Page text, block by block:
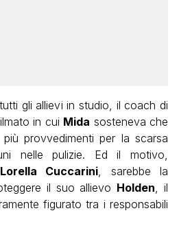
gli allievi in studio, il coach di
in cui Mida sosteneva che
provvedimenti per la scarsa
nelle pulizie. Ed il motivo,
Lorella Cuccarini, sarebbe la
il suo allievo Holden, il
figurato tra i responsabili